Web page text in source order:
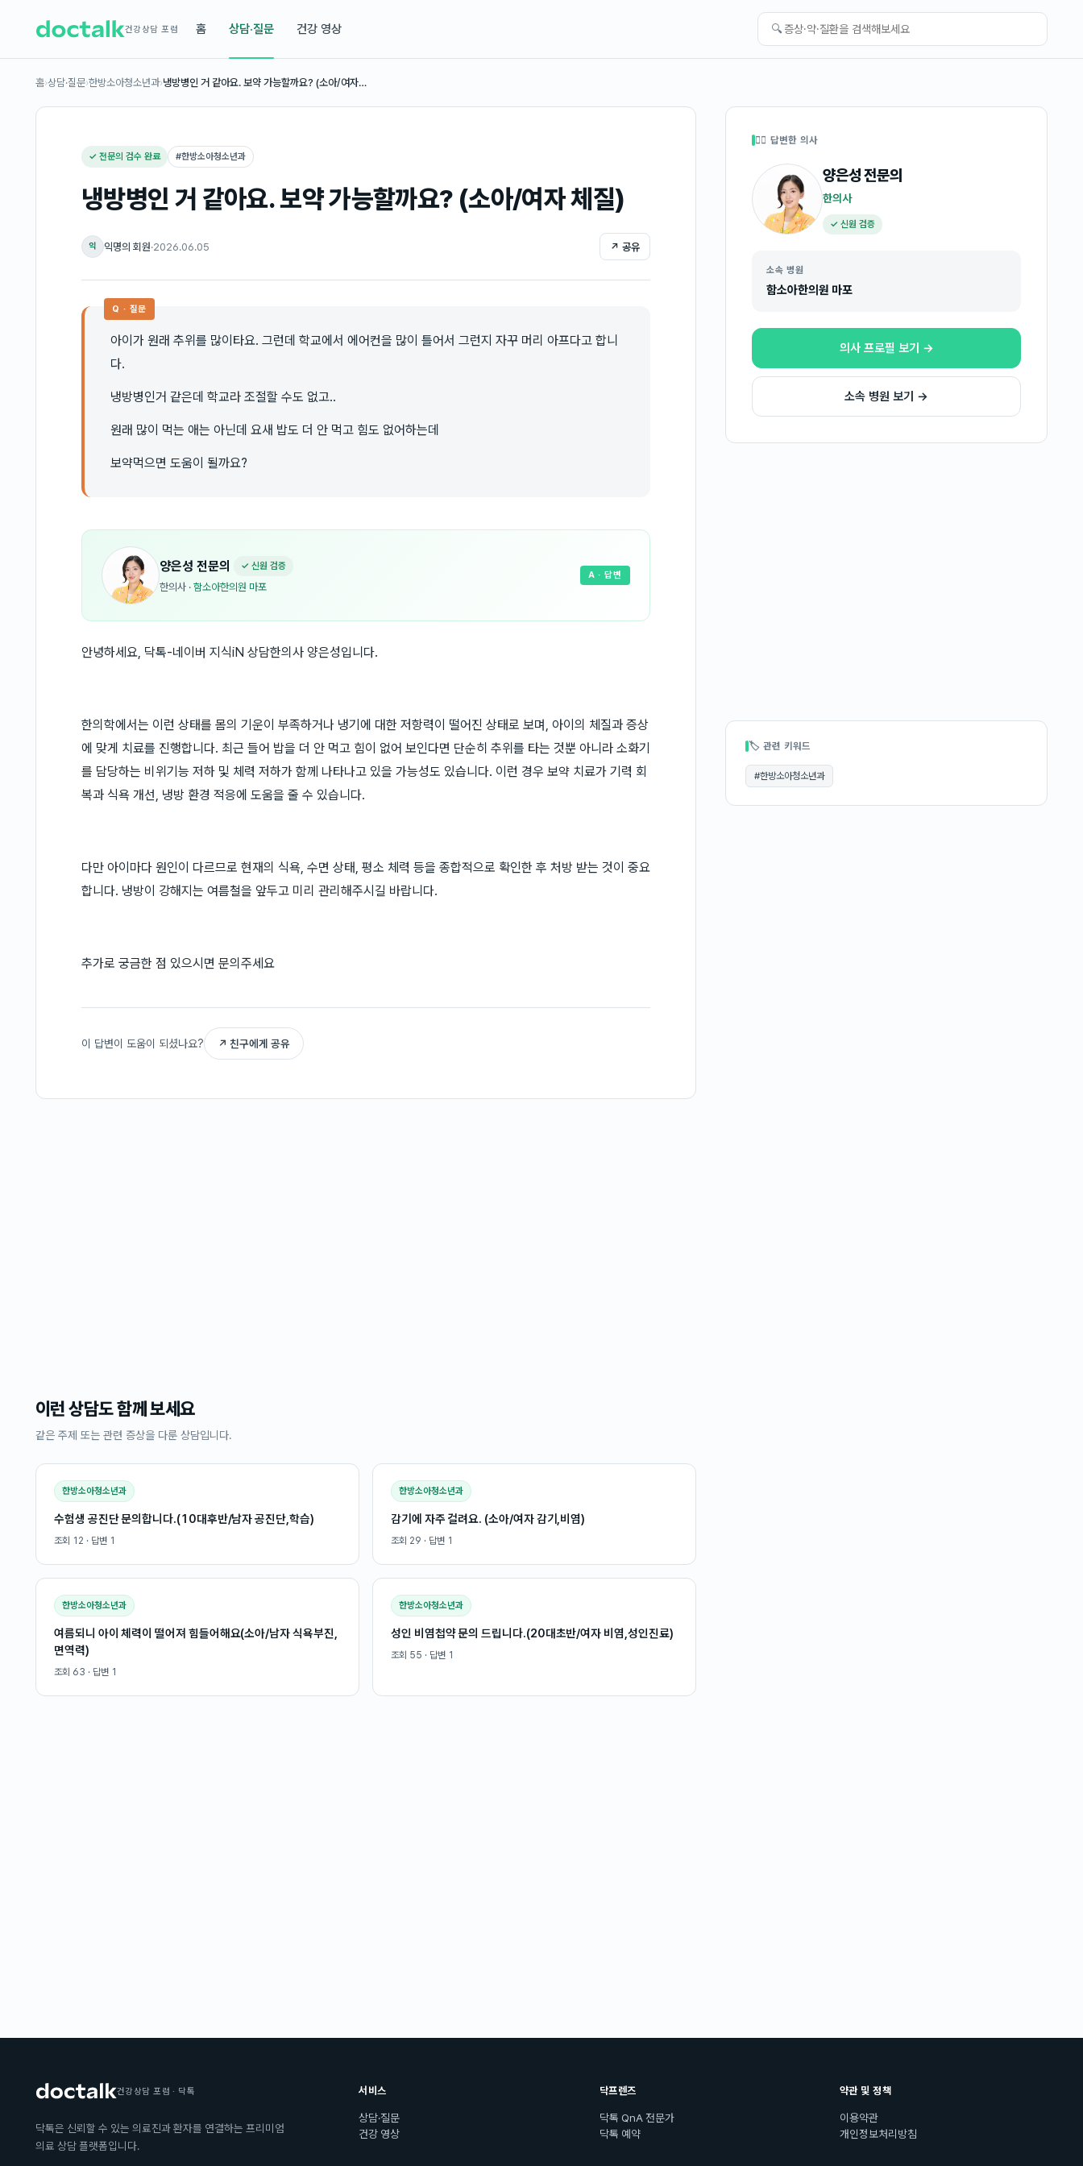
건강상담 포럼 홈 상담·질문 건강 영상 🔍
홈›상담·질문›한방소아청소년과›냉방병인 거 같아요. 보약 가능할까요? (소아/여자…
✓ 전문의 검수 완료 #한방소아청소년과
냉방병인 거 같아요. 보약 가능할까요? (소아/여자 체질)
익 익명의 회원·2026.06.05 ↗ 공유
Q · 질문
아이가 원래 추위를 많이타요. 그런데 학교에서 에어컨을 많이 틀어서 그런지 자꾸 머리 아프다고 합니
다.
냉방병인거 같은데 학교라 조절할 수도 없고..
원래 많이 먹는 애는 아닌데 요새 밥도 더 안 먹고 힘도 없어하는데
보약먹으면 도움이 될까요?
양은성 전문의 ✓ 신원 검증
한의사 · 함소아한의원 마포
A · 답변
안녕하세요, 닥톡-네이버 지식iN 상담한의사 양은성입니다.
한의학에서는 이런 상태를 몸의 기운이 부족하거나 냉기에 대한 저항력이 떨어진 상태로 보며, 아이의 체질과 증상
에 맞게 치료를 진행합니다. 최근 들어 밥을 더 안 먹고 힘이 없어 보인다면 단순히 추위를 타는 것뿐 아니라 소화기
를 담당하는 비위기능 저하 및 체력 저하가 함께 나타나고 있을 가능성도 있습니다. 이런 경우 보약 치료가 기력 회
복과 식욕 개선, 냉방 환경 적응에 도움을 줄 수 있습니다.
다만 아이마다 원인이 다르므로 현재의 식욕, 수면 상태, 평소 체력 등을 종합적으로 확인한 후 처방 받는 것이 중요
합니다. 냉방이 강해지는 여름철을 앞두고 미리 관리해주시길 바랍니다.
추가로 궁금한 점 있으시면 문의주세요
이 답변이 도움이 되셨나요? ↗ 친구에게 공유
이런 상담도 함께 보세요
같은 주제 또는 관련 증상을 다룬 상담입니다.
한방소아청소년과
수험생 공진단 문의합니다.(10대후반/남자 공진단,학습)
조회 12 · 답변 1
한방소아청소년과
감기에 자주 걸려요. (소아/여자 감기,비염)
조회 29 · 답변 1
한방소아청소년과
여름되니 아이 체력이 떨어져 힘들어해요(소아/남자 식욕부진,
면역력)
조회 63 · 답변 1
한방소아청소년과
성인 비염첩약 문의 드립니다.(20대초반/여자 비염,성인진료)
조회 55 · 답변 1
👩‍⚕️ 답변한 의사
양은성전문의
한의사
✓ 신원 검증
소속 병원
함소아한의원 마포
의사 프로필 보기 →
소속 병원 보기 →
🏷 관련 키워드
#한방소아청소년과
건강상담 포럼 · 닥톡
닥톡은 신뢰할 수 있는 의료진과 환자를 연결하는 프리미엄
의료 상담 플랫폼입니다.
서비스
상담·질문
건강 영상
닥프렌즈
닥톡 QnA 전문가
닥톡 예약
약관 및 정책
이용약관
개인정보처리방침